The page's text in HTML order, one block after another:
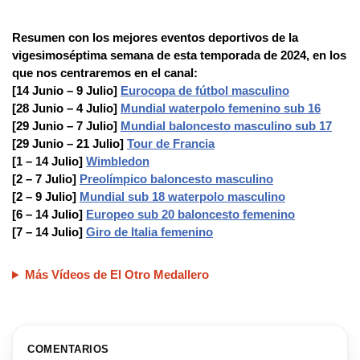
Resumen con los mejores eventos deportivos de la
vigesimoséptima semana de esta temporada de 2024, en los
que nos centraremos en el canal:
[14 Junio – 9 Julio] Eurocopa de fútbol masculino
[28 Junio – 4 Julio] Mundial waterpolo femenino sub 16
[29 Junio – 7 Julio] Mundial baloncesto masculino sub 17
[29 Junio – 21 Julio] Tour de Francia
[1 – 14 Julio] Wimbledon
[2 – 7 Julio] Preolímpico baloncesto masculino
[2 – 9 Julio] Mundial sub 18 waterpolo masculino
[6 – 14 Julio] Europeo sub 20 baloncesto femenino
[7 – 14 Julio] Giro de Italia femenino
Más Vídeos de El Otro Medallero
COMENTARIOS